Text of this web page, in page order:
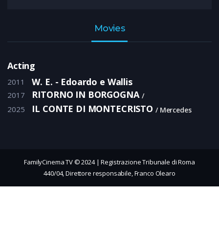
Movies
Acting
2011 W. E. - Edoardo e Wallis
2017 RITORNO IN BORGOGNA
2025 IL CONTE DI MONTECRISTO Mercedes
FamilyCinema TV © 2024 | Registrazione Tribunale di Roma
440/04, Direttore responsabile, Franco Olearo